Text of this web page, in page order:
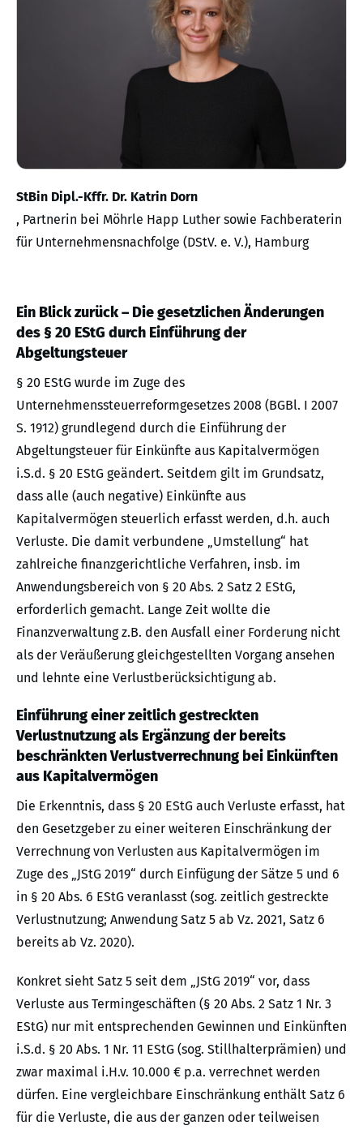
StBin Dipl.-Kffr. Dr. Katrin Dorn
, Partnerin bei Möhrle Happ Luther sowie Fachberaterin
für Unternehmensnachfolge (DStV. e. V.), Hamburg
Ein Blick zurück – Die gesetzlichen Änderungen
des § 20 EStG durch Einführung der
Abgeltungsteuer
§ 20 EStG wurde im Zuge des
Unternehmenssteuerreformgesetzes 2008 (BGBl. I 2007
S. 1912) grundlegend durch die Einführung der
Abgeltungsteuer für Einkünfte aus Kapitalvermögen
i.S.d. § 20 EStG geändert. Seitdem gilt im Grundsatz,
dass alle (auch negative) Einkünfte aus
Kapitalvermögen steuerlich erfasst werden, d.h. auch
Verluste. Die damit verbundene „Umstellung“ hat
zahlreiche finanzgerichtliche Verfahren, insb. im
Anwendungsbereich von § 20 Abs. 2 Satz 2 EStG,
erforderlich gemacht. Lange Zeit wollte die
Finanzverwaltung z.B. den Ausfall einer Forderung nicht
als der Veräußerung gleichgestellten Vorgang ansehen
und lehnte eine Verlustberücksichtigung ab.
Einführung einer zeitlich gestreckten
Verlustnutzung als Ergänzung der bereits
beschränkten Verlustverrechnung bei Einkünften
aus Kapitalvermögen
Die Erkenntnis, dass § 20 EStG auch Verluste erfasst, hat
den Gesetzgeber zu einer weiteren Einschränkung der
Verrechnung von Verlusten aus Kapitalvermögen im
Zuge des „JStG 2019“ durch Einfügung der Sätze 5 und 6
in § 20 Abs. 6 EStG veranlasst (sog. zeitlich gestreckte
Verlustnutzung; Anwendung Satz 5 ab Vz. 2021, Satz 6
bereits ab Vz. 2020).
Konkret sieht Satz 5 seit dem „JStG 2019“ vor, dass
Verluste aus Termingeschäften (§ 20 Abs. 2 Satz 1 Nr. 3
EStG) nur mit entsprechenden Gewinnen und Einkünften
i.S.d. § 20 Abs. 1 Nr. 11 EStG (sog. Stillhalterprämien) und
zwar maximal i.H.v. 10.000 € p.a. verrechnet werden
dürfen. Eine vergleichbare Einschränkung enthält Satz 6
für die Verluste, die aus der ganzen oder teilweisen